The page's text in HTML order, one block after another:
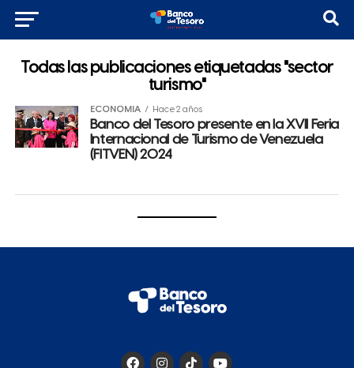
Todas las publicaciones etiquetadas "sector
turismo"
ECONOMÍA Hace 2 años
Banco del Tesoro presente en la XVII Feria
Internacional de Turismo de Venezuela
(FITVEN) 2024